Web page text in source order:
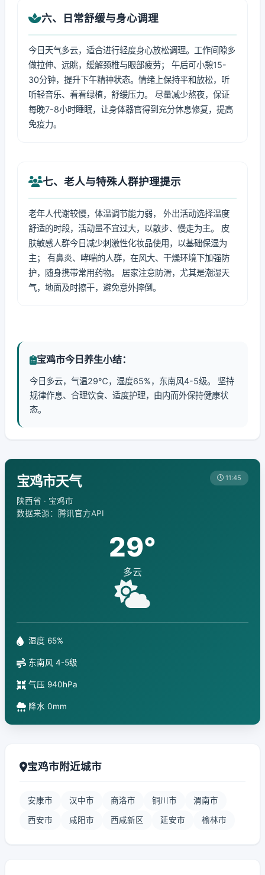
六、日常舒缓与身心调理
今日天气多云，适合进行轻度身心放松调理。工作间隙多
做拉伸、远眺，缓解颈椎与眼部疲劳； 午后可小憩15-
30分钟，提升下午精神状态。情绪上保持平和放松，听
听轻音乐、看看绿植，舒缓压力。 尽量减少熬夜，保证
每晚7-8小时睡眠，让身体器官得到充分休息修复，提高
免疫力。
七、老人与特殊人群护理提示
老年人代谢较慢，体温调节能力弱， 外出活动选择温度
舒适的时段，活动量不宜过大，以散步、慢走为主。 皮
肤敏感人群今日减少刺激性化妆品使用，以基础保湿为
主； 有鼻炎、哮喘的人群，在风大、干燥环境下加强防
护，随身携带常用药物。 居家注意防滑，尤其是潮湿天
气，地面及时擦干，避免意外摔倒。
宝鸡市今日养生小结：
今日多云，气温29℃，湿度65%，东南风4-5级。 坚持
规律作息、合理饮食、适度护理，由内而外保持健康状
态。
宝鸡市天气
陕西省 · 宝鸡市
数据来源：腾讯官方API
11:45
29°
多云
湿度 65%
东南风 4-5级
气压 940hPa
降水 0mm
宝鸡市附近城市
安康市 汉中市 商洛市 铜川市 渭南市
西安市 咸阳市 西咸新区 延安市 榆林市